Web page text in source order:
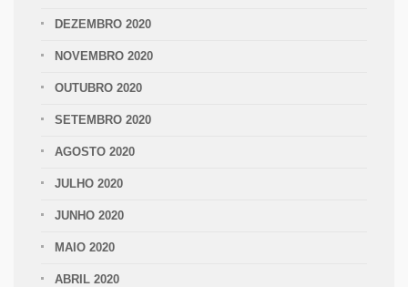
DEZEMBRO 2020
NOVEMBRO 2020
OUTUBRO 2020
SETEMBRO 2020
AGOSTO 2020
JULHO 2020
JUNHO 2020
MAIO 2020
ABRIL 2020